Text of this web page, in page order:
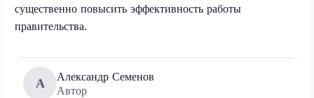
существенно повысить эффективность работы
правительства.
А
Александр Семенов
Автор